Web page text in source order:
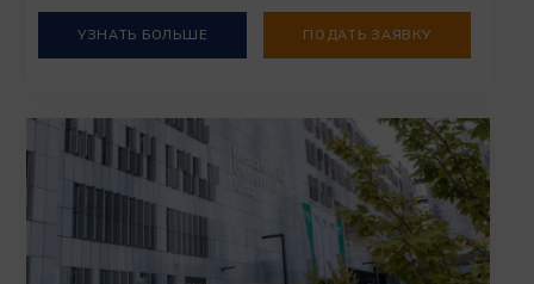
УЗНАТЬ БОЛЬШЕ ПОДАТЬ ЗАЯВКУ